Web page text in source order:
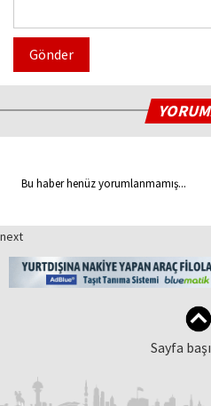
Gönder
Bu haber henüz yorumlanmamış...
next
Sayfa